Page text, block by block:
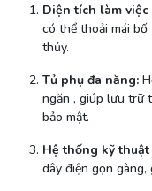
Diện tích làm việc
có thể thoải mái
thủy.
Tủ phụ đa năng:
ngăn , giúp lưu trữ
bảo mật.
Hệ thống kỹ
dây điện gọn